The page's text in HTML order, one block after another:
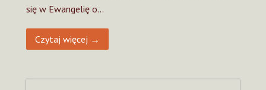
się w Ewangelię o…
Czytaj więcej →